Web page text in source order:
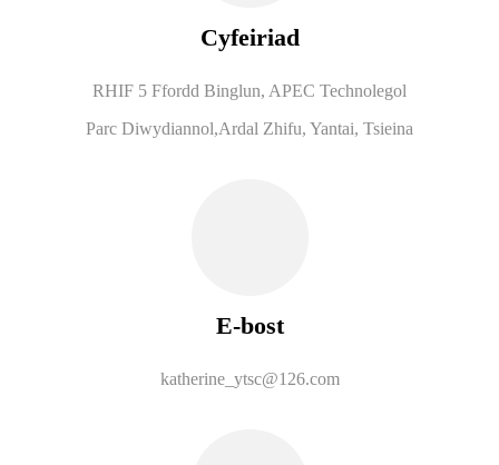
Cyfeiriad
RHIF 5 Ffordd Binglun, APEC Technolegol
Parc Diwydiannol,Ardal Zhifu, Yantai, Tsieina
E-bost
katherine_ytsc@126.com